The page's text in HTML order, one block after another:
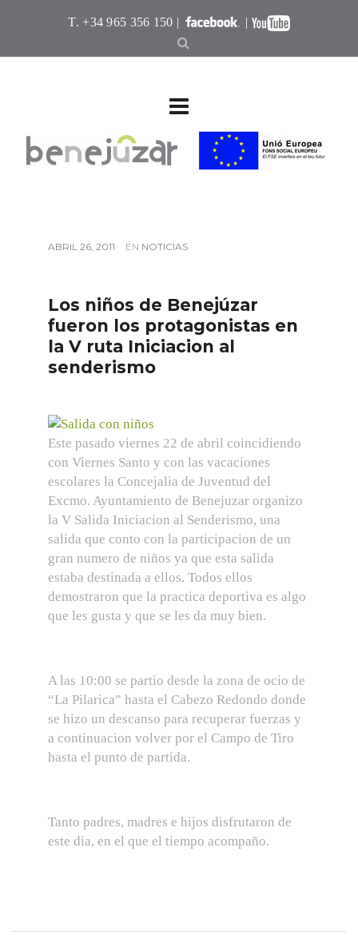
T. +34 965 356 150 | |
ABRIL 26, 2011 EN NOTICIAS
Los niños de Benejúzar
fueron los protagonistas en
la V ruta Iniciacion al
senderismo
Este pasado viernes 22 de abril coincidiendo
con Viernes Santo y con las vacaciones
escolares la Concejalia de Juventud del
Excmo. Ayuntamiento de Benejuzar organizo
la V Salida Iniciacion al Senderismo, una
salida que conto con la participacion de un
gran numero de niños ya que esta salida
estaba destinada a ellos. Todos ellos
demostraron que la practica deportiva es algo
que les gusta y que se les da muy bien.
A las 10:00 se partio desde la zona de ocio de
“La Pilarica” hasta el Cabezo Redondo donde
se hizo un descanso para recuperar fuerzas y
a continuacion volver por el Campo de Tiro
hasta el punto de partida.
Tanto padres, madres e hijos disfrutaron de
este dia, en el que el tiempo acompaño.